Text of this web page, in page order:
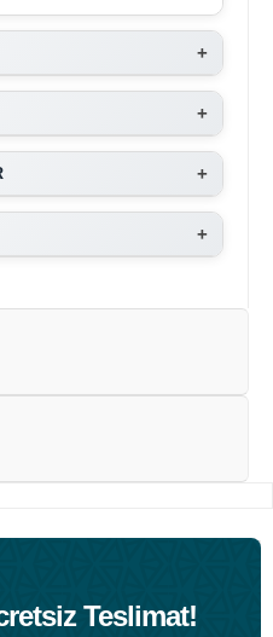
+
+
+
+
Teslimat!